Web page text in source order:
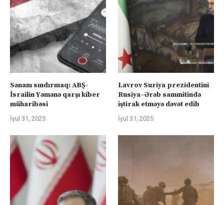
Sənanı sındırmaq: ABŞ-
İsrailin Yəmənə qarşı kiber
müharibəsi
İyul 31, 2025
Lavrov Suriya prezidentini
Rusiya–Ərəb sammitində
iştirak etməyə dəvət edib
İyul 31, 2025